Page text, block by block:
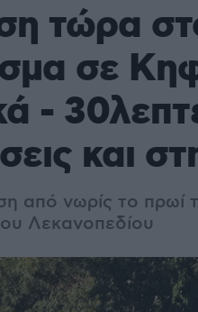
τώρα
σε
-
και
από νωρίς το
Λεκανοπεδίου